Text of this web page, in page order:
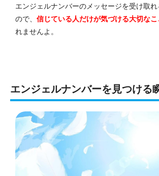
エンジェルナンバーのメッセージを受け取
ので、 信じている人だけが気づける大切なこ
れませんよ。
エンジェルナンバーを見つける